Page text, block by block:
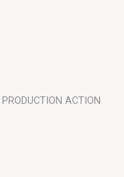
PRODUCTION ACTION